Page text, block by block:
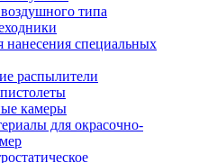
типа
нанесения специальных
распылители
камеры
для окрасочно-